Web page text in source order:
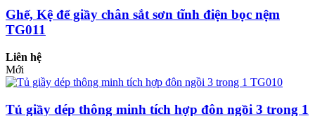
Ghế, Kệ để giầy chân sắt sơn tĩnh điện bọc nệm
TG011
Liên hệ
Mới
Tủ giầy dép thông minh tích hợp đôn ngồi 3 trong 1